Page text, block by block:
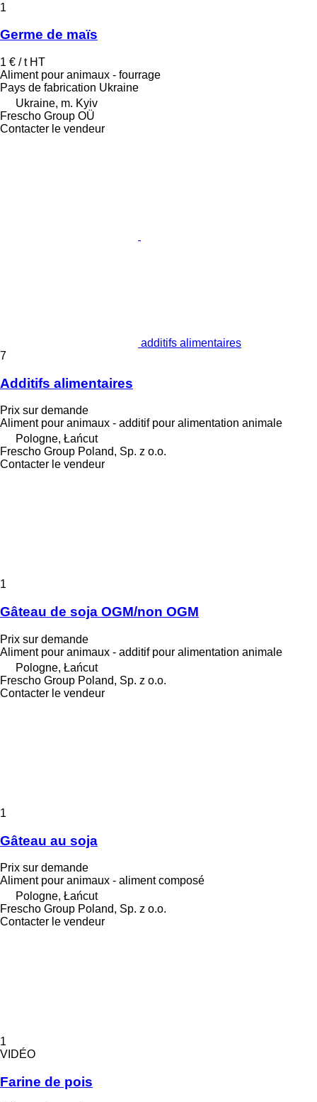
1
Germe de maïs
1 € / t HT
Aliment pour animaux - fourrage
Pays de fabrication Ukraine
Ukraine, m. Kyiv
Frescho Group OÜ
Contacter le vendeur
additifs alimentaires
7
Additifs alimentaires
Prix sur demande
Aliment pour animaux - additif pour alimentation animale
Pologne, Łańcut
Frescho Group Poland, Sp. z o.o.
Contacter le vendeur
1
Gâteau de soja OGM/non OGM
Prix sur demande
Aliment pour animaux - additif pour alimentation animale
Pologne, Łańcut
Frescho Group Poland, Sp. z o.o.
Contacter le vendeur
1
Gâteau au soja
Prix sur demande
Aliment pour animaux - aliment composé
Pologne, Łańcut
Frescho Group Poland, Sp. z o.o.
Contacter le vendeur
1
VIDÉO
Farine de pois